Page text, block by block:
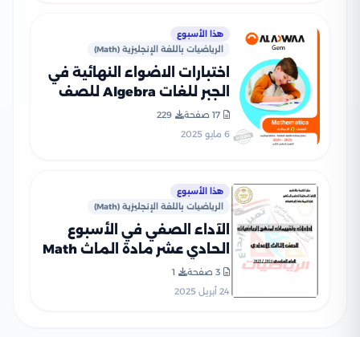
هذا الأسبوع
الرياضيات باللغة الإنجليزية (Math)
اختبارات الاضواء النهائية في
الجبر للغات Algebra للصف
الثالث الإعدادي الترم الثاني
2025 PDF بالاجابات
17 صفحة
229
6 مايو 2025
هذا الأسبوع
الرياضيات باللغة الإنجليزية (Math)
الآداء الصفي في الأسبوع
الحادي عشر مادة الماث Math
للصف الثالث الإعدادي الترم
الثاني 2025 بصيغة PDF
3 صفحة
1
24 أبريل 2025